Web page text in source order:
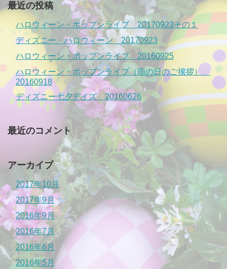
最近の投稿
ハロウィーン・ポップンライブ 20170923その１
ディズニー・ハロウィーン 20170923
ハロウィーン・ポップンライブ 20160925
ハロウィーン・ポップンライブ（雨の日のご挨拶）
20160918
ディズニー七夕デイズ 20160626
最近のコメント
アーカイブ
2017年10月
2017年9月
2016年9月
2016年7月
2016年6月
2016年5月